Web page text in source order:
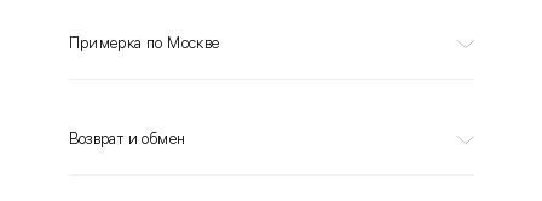
Примерка по Москве
Возврат и обмен